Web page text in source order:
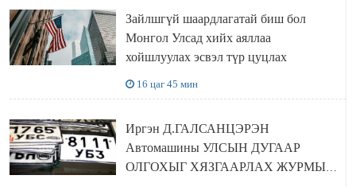
Зайлшгүй шаардлагатай биш бол
Монгол Улсад хийх аяллаа
хойшлуулах эсвэл түр цуцлах
16 цаг 45 мин
Иргэн Д.ГАЛСАНЦЭРЭН
Автомашины УЛСЫН ДУГААР
ОЛГОХЫГ ХЯЗГААРЛАХ ЖУРМЫГ